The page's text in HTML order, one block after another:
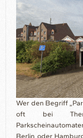
Wer den Begriff
oft bei
Berlin oder